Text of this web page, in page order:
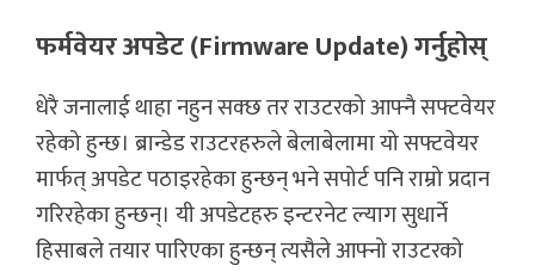
फर्मवेयर अपडेट (Firmware Update) गर्नुहोस्
धेरै जनालाई थाहा नहुन सक्छ तर राउटरको आफ्नै सफ्टवेयर
रहेको हुन्छ। ब्रान्डेड राउटरहरुले बेलाबेलामा यो सफ्टवेयर
मार्फत् अपडेट पठाइरहेका हुन्छन् भने सपोर्ट पनि राम्रो प्रदान
गरिरहेका हुन्छन्। यी अपडेटहरु इन्टरनेट ल्याग सुधार्ने
हिसाबले तयार पारिएका हुन्छन् त्यसैले आफ्नो राउटरको